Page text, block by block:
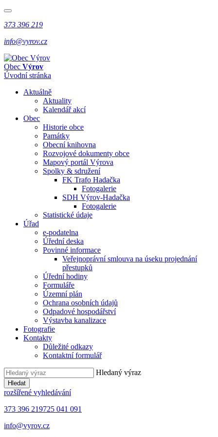
373 396 219
info@vyrov.cz
Obec Výrov
Úvodní stránka
Aktuálně
Aktuality
Kalendář akcí
Obec
Historie obce
Památky
Obecní knihovna
Rozvojové dokumenty obce
Mapový portál Výrova
Spolky & sdružení
FK Trafo Hadačka
Fotogalerie
SDH Výrov-Hadačka
Fotogalerie
Statistické údaje
Úřad
e-podatelna
Úřední deska
Povinné informace
Veřejnoprávní smlouva na úseku projednání
přestupků
Úřední hodiny
Formuláře
Územní plán
Ochrana osobních údajů
Odpadové hospodářství
Výstavba kanalizace
Fotografie
Kontakty
Důležité odkazy
Kontaktní formulář
Hledaný výraz
Hledat
rozšířené vyhledávání
373 396 219725 041 091
info@vyrov.cz